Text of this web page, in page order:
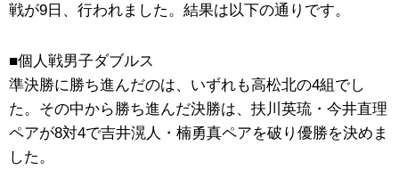
戦が9日、行われました。結果は以下の通りです。
■個人戦男子ダブルス
準決勝に勝ち進んだのは、いずれも高松北の4組でし
た。その中から勝ち進んだ決勝は、扶川英琉・今井直理
ペアが8対4で吉井滉人・楠勇真ペアを破り優勝を決めま
した。